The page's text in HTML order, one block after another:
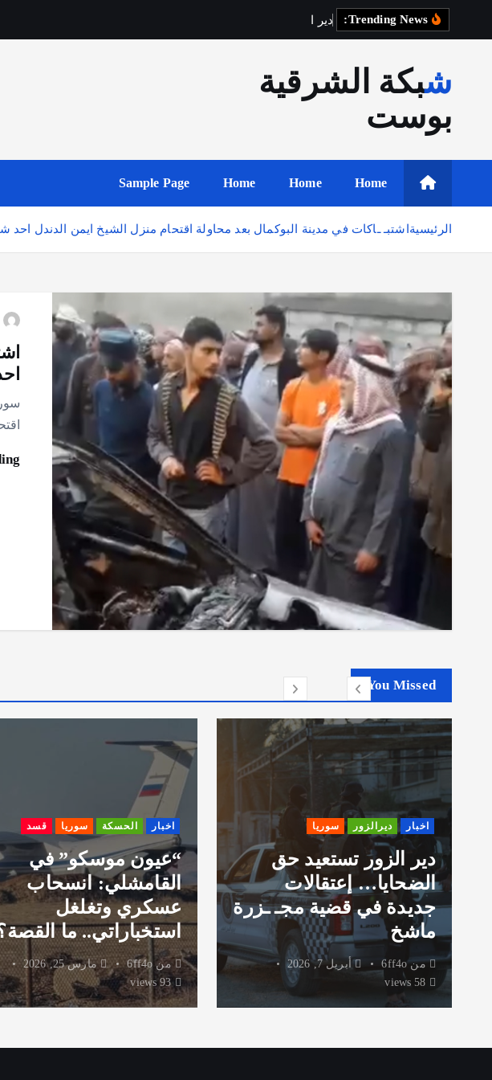
إ
ى
دير
شبكة الشرقية
بوست
Home
Home
Home
Sample Page
الرئيسية اشتبـ ـاكات في مدينة البوكمال بعد محاولة اقتحام منزل الشيخ ايمن الدندل احد
You Missed
اخبار ديرالزور سوريا
دير الزور تستعيد حق
الضحايا… إعتقالات
جديدة في قضية مجـ ـزرة
ماشخ
من6ff4o
أبريل 7, 2026
اخبار الحسكة سوريا قسد
“عيون موسكو” في
القامشلي: انسحاب
عسكري وتغلغل
استخباراتي.. ما
من 6ff4o
مارس 25, 2026
93 views